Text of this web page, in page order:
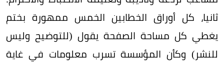
ثانيا، كل أوراق الخطابين الخمس ممهورة بختم
يغطي كل مساحة الصفحة يقول (للتوضيح وليس
للنشر) وكأن المؤسسة تسرب معلومات في غاية